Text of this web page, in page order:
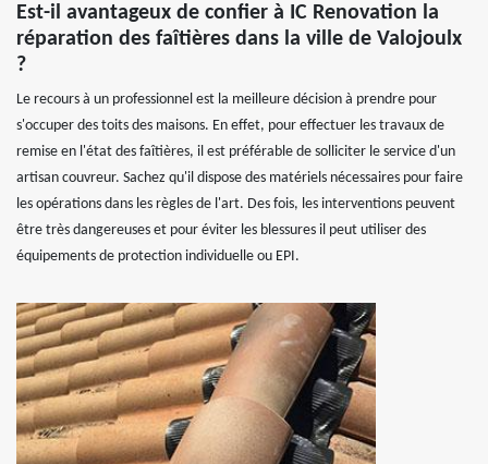
Est-il avantageux de confier à IC Renovation la
réparation des faîtières dans la ville de Valojoulx
?
Le recours à un professionnel est la meilleure décision à prendre pour
s'occuper des toits des maisons. En effet, pour effectuer les travaux de
remise en l'état des faîtières, il est préférable de solliciter le service d'un
artisan couvreur. Sachez qu'il dispose des matériels nécessaires pour faire
les opérations dans les règles de l'art. Des fois, les interventions peuvent
être très dangereuses et pour éviter les blessures il peut utiliser des
équipements de protection individuelle ou EPI.